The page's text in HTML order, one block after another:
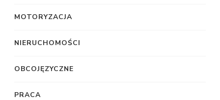
MOTORYZACJA
NIERUCHOMOŚCI
OBCOJĘZYCZNE
PRACA